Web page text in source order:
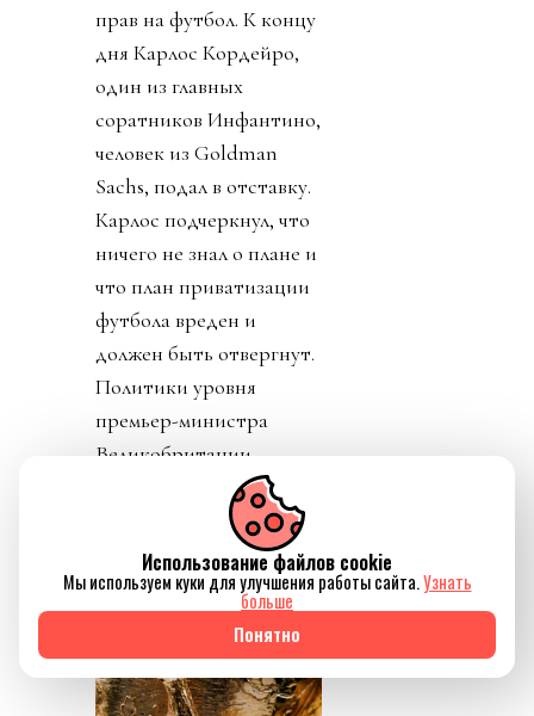
прав на футбол. К концу
дня Карлос Кордейро,
один из главных
соратников Инфантино,
человек из Goldman
Sachs, подал в отставку.
Карлос подчеркнул, что
ничего не знал о плане и
что план приватизации
футбола вреден и
должен быть отвергнут.
Политики уровня
премьер-министра
Великобритании
необходимости убрать
Инфантино из ФИФА.
Использование файлов cookie
Мы используем куки для улучшения работы сайта.Узнать
больше
Понятно